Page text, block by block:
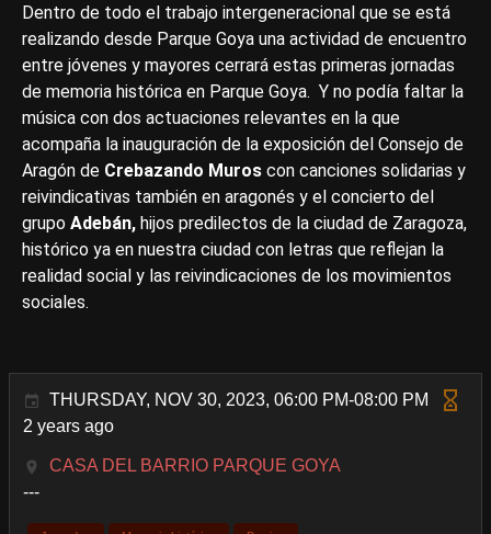
Dentro de todo el trabajo intergeneracional que se está
realizando desde Parque Goya una actividad de encuentro
entre jóvenes y mayores cerrará estas primeras jornadas
de memoria histórica en Parque Goya. Y no podía faltar la
música con dos actuaciones relevantes en la que
acompaña la inauguración de la exposición del Consejo de
Aragón de Crebazando Muros con canciones solidarias y
reivindicativas también en aragonés y el concierto del
grupo Adebán, hijos predilectos de la ciudad de Zaragoza,
histórico ya en nuestra ciudad con letras que reflejan la
realidad social y las reivindicaciones de los movimientos
sociales.
THURSDAY, NOV 30, 2023, 06:00 PM-08:00 PM
2 years ago
CASA DEL BARRIO PARQUE GOYA
---